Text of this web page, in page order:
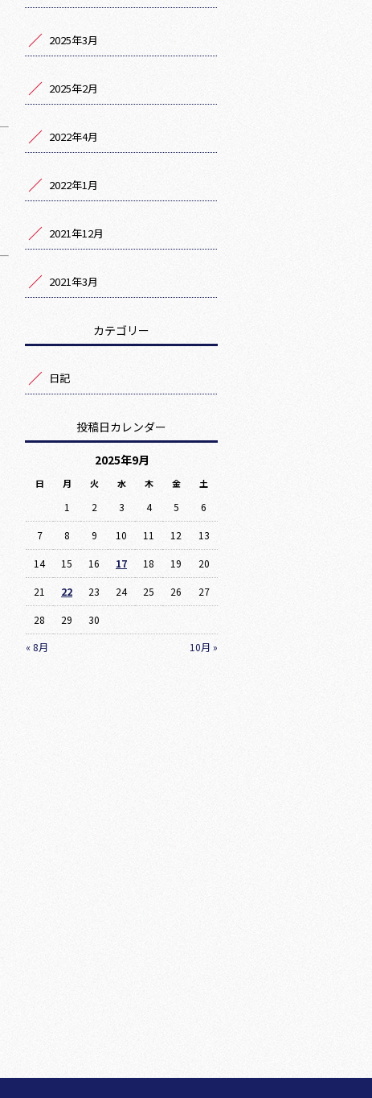
2025年3月
2025年2月
2022年4月
2022年1月
2021年12月
2021年3月
カテゴリー
日記
投稿日カレンダー
2025年9月
日 月 火 水 木 金 土
« 8月 10月 »
1 2 3 4 5 6
7 8 9 10 11 12 13
14 15 16 17 18 19 20
21 22 23 24 25 26 27
28 29 30